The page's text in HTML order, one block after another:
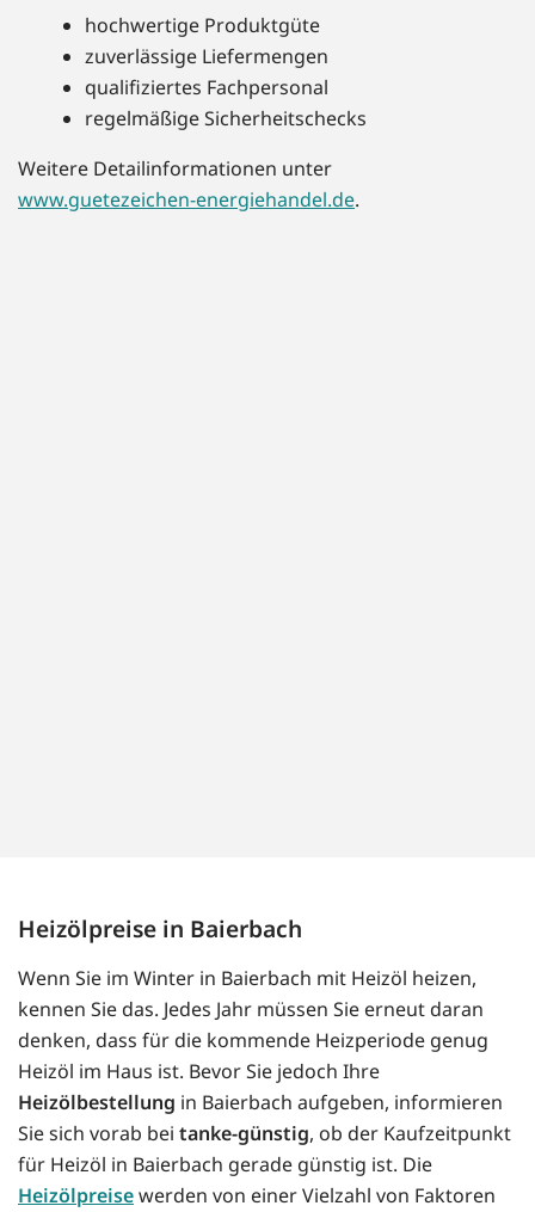
hochwertige Produktgüte
zuverlässige Liefermengen
qualifiziertes Fachpersonal
regelmäßige Sicherheitschecks
Weitere Detailinformationen unter
www.guetezeichen-energiehandel.de.
Heizölpreise in Baierbach
Wenn Sie im Winter in Baierbach mit Heizöl heizen,
kennen Sie das. Jedes Jahr müssen Sie erneut daran
denken, dass für die kommende Heizperiode genug
Heizöl im Haus ist. Bevor Sie jedoch Ihre
Heizölbestellung in Baierbach aufgeben, informieren
Sie sich vorab bei tanke-günstig, ob der Kaufzeitpunkt
für Heizöl in Baierbach gerade günstig ist. Die
Heizölpreisewerden von einer Vielzahl von Faktoren